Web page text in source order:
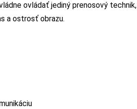
ovládať jediný prenosový technik,
a ostrosť obrazu.